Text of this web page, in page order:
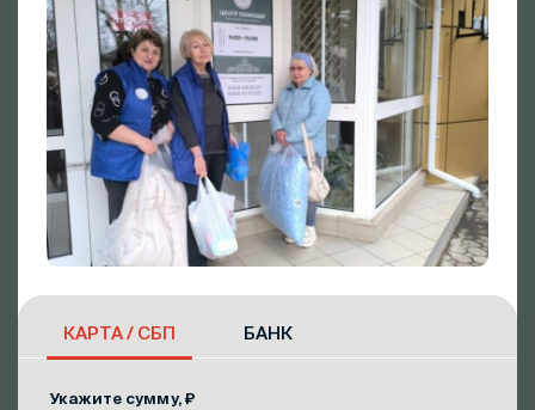
КАРТА / СБП БАНК
Укажите сумму, ₽